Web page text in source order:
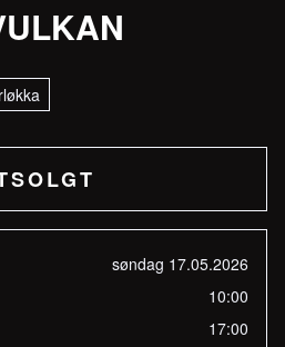
søndag 17.05.2026
10:00
17:00